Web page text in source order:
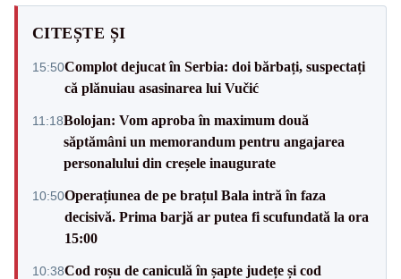
CITEȘTE ȘI
15:50Complot dejucat în Serbia: doi bărbați, suspectați
că plănuiau asasinarea lui Vučić
11:18Bolojan: Vom aproba în maximum două
săptămâni un memorandum pentru angajarea
personalului din creșele inaugurate
10:50Operațiunea de pe brațul Bala intră în faza
decisivă. Prima barjă ar putea fi scufundată la ora
15:00
10:38Cod roșu de caniculă în șapte județe și cod